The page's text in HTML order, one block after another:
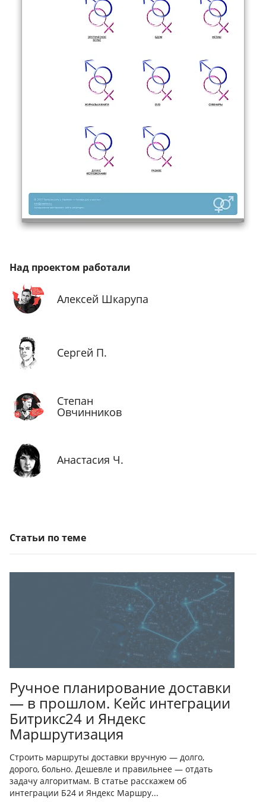
Над проектом работали
Алексей Шкарупа
Сергей П.
Степан
Овчинников
Анастасия Ч.
Статьи по теме
Ручное планирование доставки
— в прошлом. Кейс интеграции
Битрикс24 и Яндекс
Маршрутизация
Строить маршруты доставки вручную — долго,
дорого, больно. Дешевле и правильнее — отдать
задачу алгоритмам. В статье расскажем об
интеграции Б24 и Яндекс Маршру...